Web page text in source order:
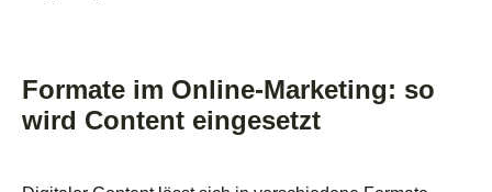
Formate im Online-Marketing: so
wird Content eingesetzt